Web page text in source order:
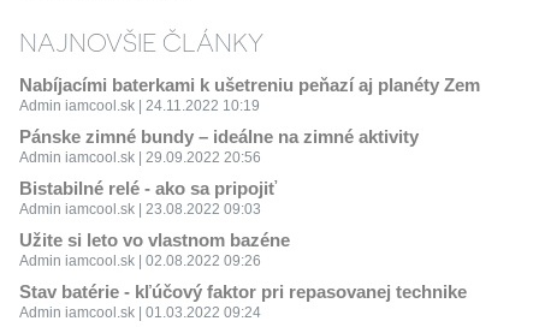
NAJNOVŠIE ČLÁNKY
Nabíjacími baterkami k ušetreniu peňazí aj planéty Zem
Admin iamcool.sk | 24.11.2022 10:19
Pánske zimné bundy – ideálne na zimné aktivity
Admin iamcool.sk | 29.09.2022 20:56
Bistabilné relé - ako sa pripojiť
Admin iamcool.sk | 23.08.2022 09:03
Užite si leto vo vlastnom bazéne
Admin iamcool.sk | 02.08.2022 09:26
Stav batérie - kľúčový faktor pri repasovanej technike
Admin iamcool.sk | 01.03.2022 09:24